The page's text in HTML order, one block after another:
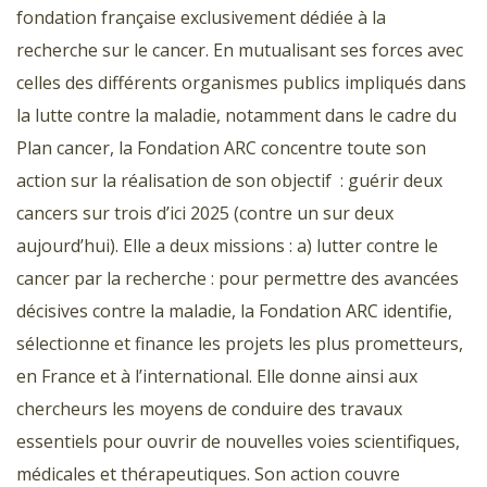
fondation française exclusivement dédiée à la
recherche sur le cancer. En mutualisant ses forces avec
celles des différents organismes publics impliqués dans
la lutte contre la maladie, notamment dans le cadre du
Plan cancer, la Fondation ARC concentre toute son
action sur la réalisation de son objectif : guérir deux
cancers sur trois d’ici 2025 (contre un sur deux
aujourd’hui). Elle a deux missions : a) lutter contre le
cancer par la recherche : pour permettre des avancées
décisives contre la maladie, la Fondation ARC identifie,
sélectionne et finance les projets les plus prometteurs,
en France et à l’international. Elle donne ainsi aux
chercheurs les moyens de conduire des travaux
essentiels pour ouvrir de nouvelles voies scientifiques,
médicales et thérapeutiques. Son action couvre